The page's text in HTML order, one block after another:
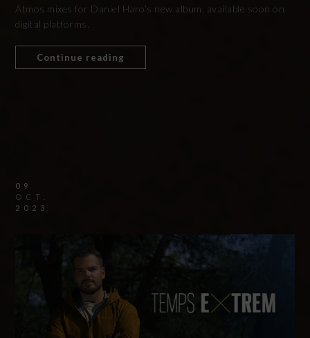
Atmos mixes for Daniel Haro’s new album, available soon on
digital platforms.
Continue reading
09
OCT.
2023